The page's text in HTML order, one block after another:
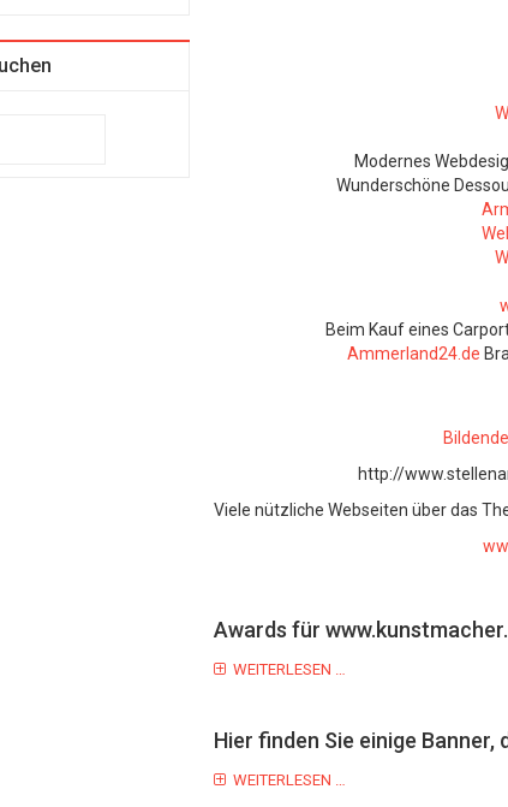
Modernes
Wunderschöne
Beim Kauf eines
Ammerland24.de
http://
Viele nützliche Webseiten über das
Awards für
WEITERLESEN …
Hier finden Sie einige
WEITERLESEN …